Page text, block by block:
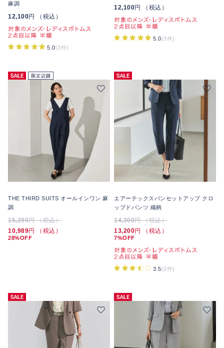
麻調
12,100円 （税込）
5.0(3件)
12,100円 （税込）
5.0(3件)
THE THIRD SUITS オールインワン 麻
調
15,290円 （税込）
10,989円 （税込）
28%OFF
エアーテックスパンセットアップ クロ
ップドパンツ 織柄
14,300円 （税込）
13,200円 （税込）
7%OFF
3.5(2件)